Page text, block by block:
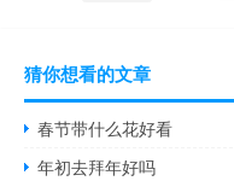
猜你想看的文章
春节带什么花好看
年初去拜年好吗